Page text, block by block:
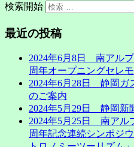
検索開始
最近の投稿
2024年6月8日 南アル
周年オープニングセレ
2024年6月28日 静岡ガ
のご案内
2024年5月29日 静岡新
2024年5月25日 南アル
周年記念連続シンポジ